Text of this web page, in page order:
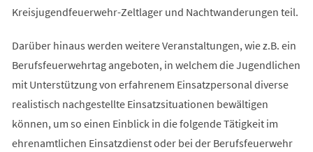
Kreisjugendfeuerwehr-Zeltlager und Nachtwanderungen teil.
Darüber hinaus werden weitere Veranstaltungen, wie z.B. ein
Berufsfeuerwehrtag angeboten, in welchem die Jugendlichen
mit Unterstützung von erfahrenem Einsatzpersonal diverse
realistisch nachgestellte Einsatzsituationen bewältigen
können, um so einen Einblick in die folgende Tätigkeit im
ehrenamtlichen Einsatzdienst oder bei der Berufsfeuerwehr